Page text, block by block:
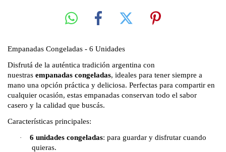
Empanadas Congeladas - 6 Unidades
Disfrutá de la auténtica tradición argentina con
nuestras empanadas congeladas, ideales para tener siempre a
mano una opción práctica y deliciosa. Perfectas para compartir en
cualquier ocasión, estas empanadas conservan todo el sabor
casero y la calidad que buscás.
Características principales:
· 6 unidades congeladas: para guardar y disfrutar cuando
quieras.